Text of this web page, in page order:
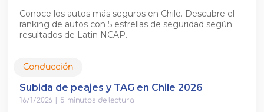
Conoce los autos más seguros en Chile. Descubre el
ranking de autos con 5 estrellas de seguridad según
resultados de Latin NCAP.
Conducción
Subida de peajes y TAG en Chile 2026
16/1/2026 5 minutos de lectura